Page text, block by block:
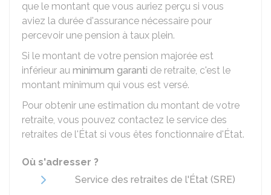
que le montant que vous auriez perçu si vous
aviez la durée d'assurance nécessaire pour
percevoir une pension à taux plein.
Si le montant de votre pension majorée est
inférieur au minimum garanti de retraite, c'est le
montant minimum qui vous est versé.
Pour obtenir une estimation du montant de votre
retraite, vous pouvez contactez le service des
retraites de l'État si vous êtes fonctionnaire d'État.
Où s'adresser ?
Service des retraites de l'État (SRE)